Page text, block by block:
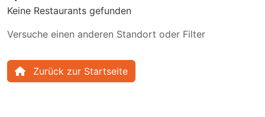
Keine Restaurants gefunden
Versuche einen anderen Standort oder Filter
Zurück zur Startseite